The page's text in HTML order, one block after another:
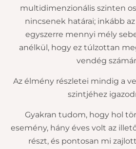
multidimenzionális szinten
nincsenek határai; inkább
egyszerre mennyi mély
anélkül, hogy ez túlzottan
vendég
Az élmény részletei mindig a
szintjéhez
Gyakran tudom, hogy hol
esemény, hány éves volt az
részt, és pontosan mi